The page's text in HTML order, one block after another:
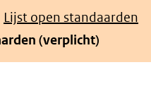
Lijst open standaarden
(verplicht)